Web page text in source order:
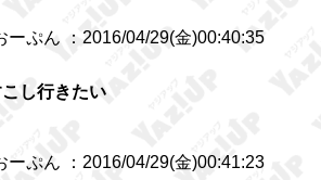
ーぷん ：2016/04/29(金)00:40:35
し行きたい
ーぷん ：2016/04/29(金)00:41:23